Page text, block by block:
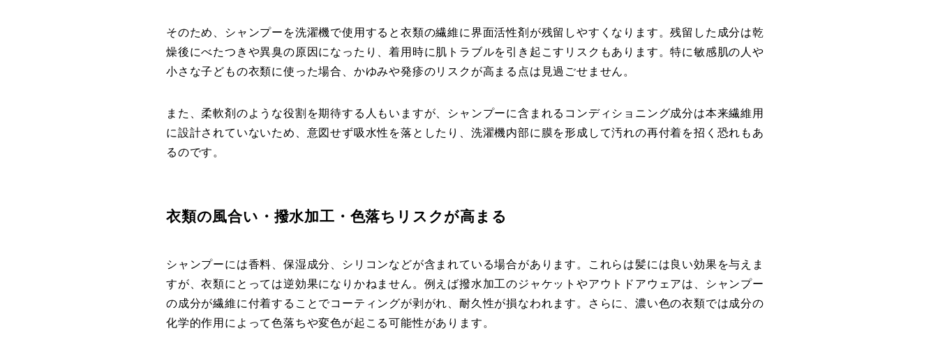
そのため、シャンプーを洗濯機で使用すると衣類の繊維に界面活性剤が残留しやすくなります。残留した成分は乾
燥後にべたつきや異臭の原因になったり、着用時に肌トラブルを引き起こすリスクもあります。特に敏感肌の人や
小さな子どもの衣類に使った場合、かゆみや発疹のリスクが高まる点は見過ごせません。
また、柔軟剤のような役割を期待する人もいますが、シャンプーに含まれるコンディショニング成分は本来繊維用
に設計されていないため、意図せず吸水性を落としたり、洗濯機内部に膜を形成して汚れの再付着を招く恐れもあ
るのです。
衣類の風合い・撥水加工・色落ちリスクが高まる
シャンプーには香料、保湿成分、シリコンなどが含まれている場合があります。これらは髪には良い効果を与えま
すが、衣類にとっては逆効果になりかねません。例えば撥水加工のジャケットやアウトドアウェアは、シャンプー
の成分が繊維に付着することでコーティングが剥がれ、耐久性が損なわれます。さらに、濃い色の衣類では成分の
化学的作用によって色落ちや変色が起こる可能性があります。